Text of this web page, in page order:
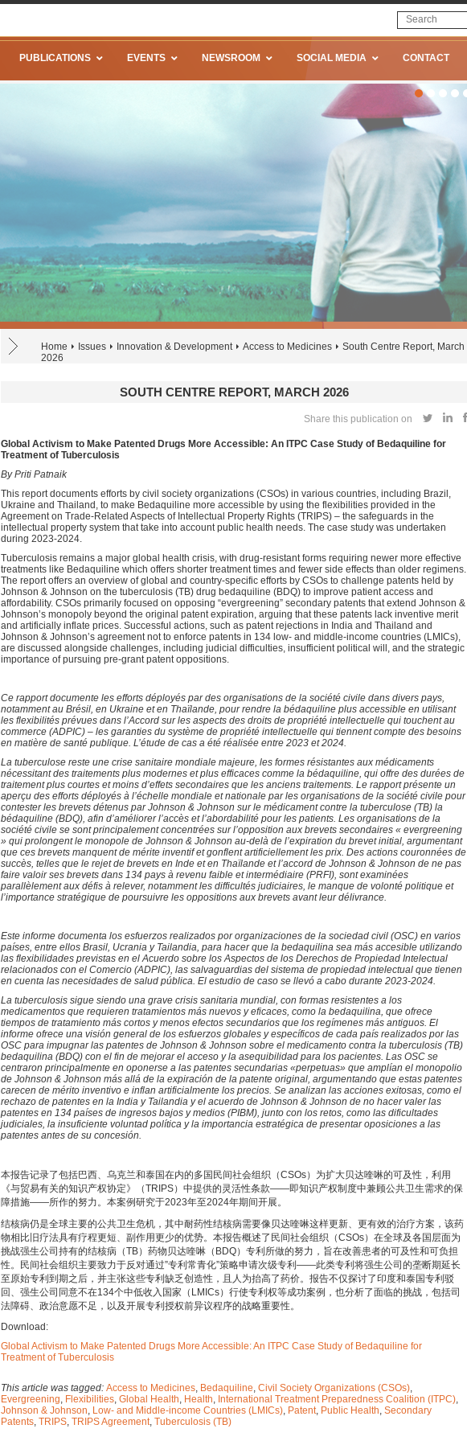
PUBLICATIONS EVENTS NEWSROOM SOCIAL MEDIA CONTACT
Home Issues Innovation & Development Access to Medicines
South Centre Report, March
2026
SOUTH CENTRE REPORT, MARCH 2026
Share this publication on
Global Activism to Make Patented Drugs More Accessible: An ITPC Case Study of Bedaquiline for
Treatment of Tuberculosis
By Priti Patnaik
This report documents efforts by civil society organizations (CSOs) in various countries, including Brazil,
Ukraine and Thailand, to make Bedaquiline more accessible by using the flexibilities provided in the
Agreement on Trade-Related Aspects of Intellectual Property Rights (TRIPS) – the safeguards in the
intellectual property system that take into account public health needs. The case study was undertaken
during 2023-2024.
Tuberculosis remains a major global health crisis, with drug-resistant forms requiring newer more effective
treatments like Bedaquiline which offers shorter treatment times and fewer side effects than older regimens.
The report offers an overview of global and country-specific efforts by CSOs to challenge patents held by
Johnson & Johnson on the tuberculosis (TB) drug bedaquiline (BDQ) to improve patient access and
affordability. CSOs primarily focused on opposing “evergreening” secondary patents that extend Johnson &
Johnson’s monopoly beyond the original patent expiration, arguing that these patents lack inventive merit
and artificially inflate prices. Successful actions, such as patent rejections in India and Thailand and
Johnson & Johnson’s agreement not to enforce patents in 134 low- and middle-income countries (LMICs),
are discussed alongside challenges, including judicial difficulties, insufficient political will, and the strategic
importance of pursuing pre-grant patent oppositions.
Ce rapport documente les efforts déployés par des organisations de la société civile dans divers pays,
notamment au Brésil, en Ukraine et en Thaïlande, pour rendre la bédaquiline plus accessible en utilisant
les flexibilités prévues dans l’Accord sur les aspects des droits de propriété intellectuelle qui touchent au
commerce (ADPIC) – les garanties du système de propriété intellectuelle qui tiennent compte des besoins
en matière de santé publique. L’étude de cas a été réalisée entre 2023 et 2024.
La tuberculose reste une crise sanitaire mondiale majeure, les formes résistantes aux médicaments
nécessitant des traitements plus modernes et plus efficaces comme la bédaquiline, qui offre des durées de
traitement plus courtes et moins d’effets secondaires que les anciens traitements. Le rapport présente un
aperçu des efforts déployés à l’échelle mondiale et nationale par les organisations de la société civile pour
contester les brevets détenus par Johnson & Johnson sur le médicament contre la tuberculose (TB) la
bédaquiline (BDQ), afin d’améliorer l’accès et l’abordabilité pour les patients. Les organisations de la
société civile se sont principalement concentrées sur l’opposition aux brevets secondaires « evergreening
» qui prolongent le monopole de Johnson & Johnson au-delà de l’expiration du brevet initial, argumentant
que ces brevets manquent de mérite inventif et gonflent artificiellement les prix. Des actions couronnées de
succès, telles que le rejet de brevets en Inde et en Thaïlande et l’accord de Johnson & Johnson de ne pas
faire valoir ses brevets dans 134 pays à revenu faible et intermédiaire (PRFI), sont examinées
parallèlement aux défis à relever, notamment les difficultés judiciaires, le manque de volonté politique et
l’importance stratégique de poursuivre les oppositions aux brevets avant leur délivrance.
Este informe documenta los esfuerzos realizados por organizaciones de la sociedad civil (OSC) en varios
países, entre ellos Brasil, Ucrania y Tailandia, para hacer que la bedaquilina sea más accesible utilizando
las flexibilidades previstas en el Acuerdo sobre los Aspectos de los Derechos de Propiedad Intelectual
relacionados con el Comercio (ADPIC), las salvaguardias del sistema de propiedad intelectual que tienen
en cuenta las necesidades de salud pública. El estudio de caso se llevó a cabo durante 2023-2024.
La tuberculosis sigue siendo una grave crisis sanitaria mundial, con formas resistentes a los
medicamentos que requieren tratamientos más nuevos y eficaces, como la bedaquilina, que ofrece
tiempos de tratamiento más cortos y menos efectos secundarios que los regímenes más antiguos. El
informe ofrece una visión general de los esfuerzos globales y específicos de cada país realizados por las
OSC para impugnar las patentes de Johnson & Johnson sobre el medicamento contra la tuberculosis (TB)
bedaquilina (BDQ) con el fin de mejorar el acceso y la asequibilidad para los pacientes. Las OSC se
centraron principalmente en oponerse a las patentes secundarias «perpetuas» que amplían el monopolio
de Johnson & Johnson más allá de la expiración de la patente original, argumentando que estas patentes
carecen de mérito inventivo e inflan artificialmente los precios. Se analizan las acciones exitosas, como el
rechazo de patentes en la India y Tailandia y el acuerdo de Johnson & Johnson de no hacer valer las
patentes en 134 países de ingresos bajos y medios (PIBM), junto con los retos, como las dificultades
judiciales, la insuficiente voluntad política y la importancia estratégica de presentar oposiciones a las
patentes antes de su concesión.
本报告记录了包括巴西、乌克兰和泰国在内的多国民间社会组织（CSOs）为扩大贝达喹啉的可及性，利用
《与贸易有关的知识产权协定》（TRIPS）中提供的灵活性条款——即知识产权制度中兼顾公共卫生需求的保
障措施——所作的努力。本案例研究于2023年至2024年期间开展。
结核病仍是全球主要的公共卫生危机，其中耐药性结核病需要像贝达喹啉这样更新、更有效的治疗方案，该药
物相比旧疗法具有疗程更短、副作用更少的优势。本报告概述了民间社会组织（CSOs）在全球及各国层面为
挑战强生公司持有的结核病（TB）药物贝达喹啉（BDQ）专利所做的努力，旨在改善患者的可及性和可负担
性。民间社会组织主要致力于反对通过”专利常青化”策略申请次级专利——此类专利将强生公司的垄断期延长
至原始专利到期之后，并主张这些专利缺乏创造性，且人为抬高了药价。报告不仅探讨了印度和泰国专利驳
回、强生公司同意不在134个中低收入国家（LMICs）行使专利权等成功案例，也分析了面临的挑战，包括司
法障碍、政治意愿不足，以及开展专利授权前异议程序的战略重要性。
Download:
Global Activism to Make Patented Drugs More Accessible: An ITPC Case Study of Bedaquiline for
Treatment of Tuberculosis
This article was tagged: Access to Medicines, Bedaquiline, Civil Society Organizations (CSOs),
Evergreening, Flexibilities, Global Health, Health, International Treatment Preparedness Coalition (ITPC),
Johnson & Johnson, Low- and Middle-income Countries (LMICs), Patent, Public Health, Secondary
Patents, TRIPS, TRIPS Agreement, Tuberculosis (TB)